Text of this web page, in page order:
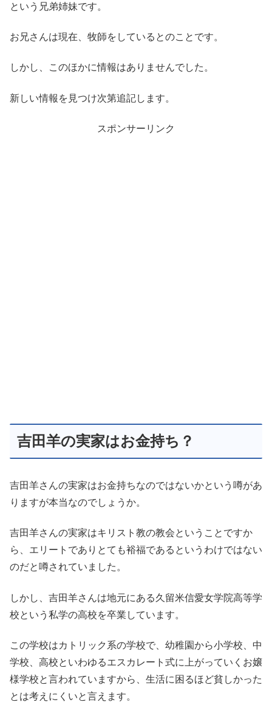
という兄弟姉妹です。
お兄さんは現在、牧師をしているとのことです。
しかし、このほかに情報はありませんでした。
新しい情報を見つけ次第追記します。
スポンサーリンク
吉田羊の実家はお金持ち？
吉田羊さんの実家はお金持ちなのではないかという噂があ
りますが本当なのでしょうか。
吉田羊さんの実家はキリスト教の教会ということですか
ら、エリートでありとても裕福であるというわけではない
のだと噂されていました。
しかし、吉田羊さんは地元にある久留米信愛女学院高等学
校という私学の高校を卒業しています。
この学校はカトリック系の学校で、幼稚園から小学校、中
学校、高校といわゆるエスカレート式に上がっていくお嬢
様学校と言われていますから、生活に困るほど貧しかった
とは考えにくいと言えます。